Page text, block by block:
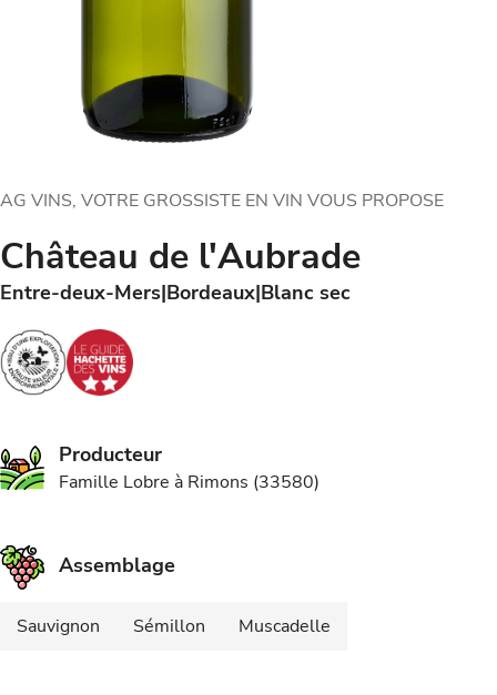
AG VINS, VOTRE GROSSISTE EN VIN VOUS PROPOSE
Château de l'Aubrade
Entre-deux-Mers Bordeaux Blanc sec
Producteur
Famille Lobre à Rimons (33580)
Assemblage
Sauvignon Sémillon Muscadelle